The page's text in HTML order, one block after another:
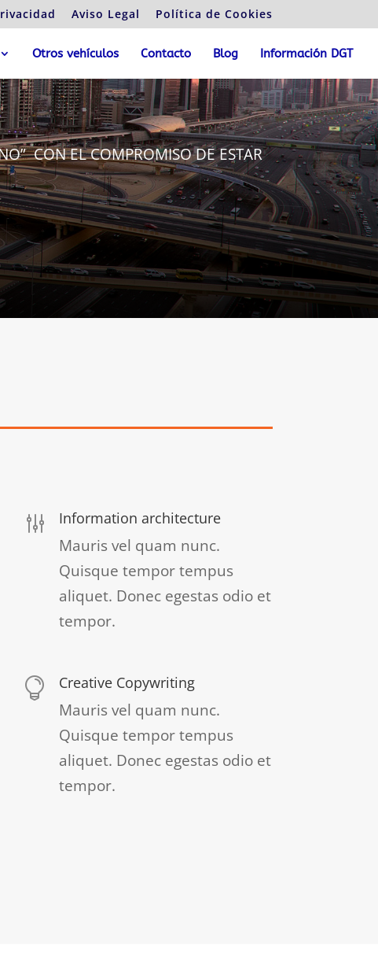
Aviso Legal Política de Cookies
Otros vehículos Contacto Blog Información DGT
CON EL COMPROMISO DE ESTAR
g Information architecture
Mauris vel quam nunc.
Quisque tempor tempus
aliquet. Donec egestas odio et
tempor.
 Creative Copywriting
Mauris vel quam nunc.
Quisque tempor tempus
aliquet. Donec egestas odio et
tempor.